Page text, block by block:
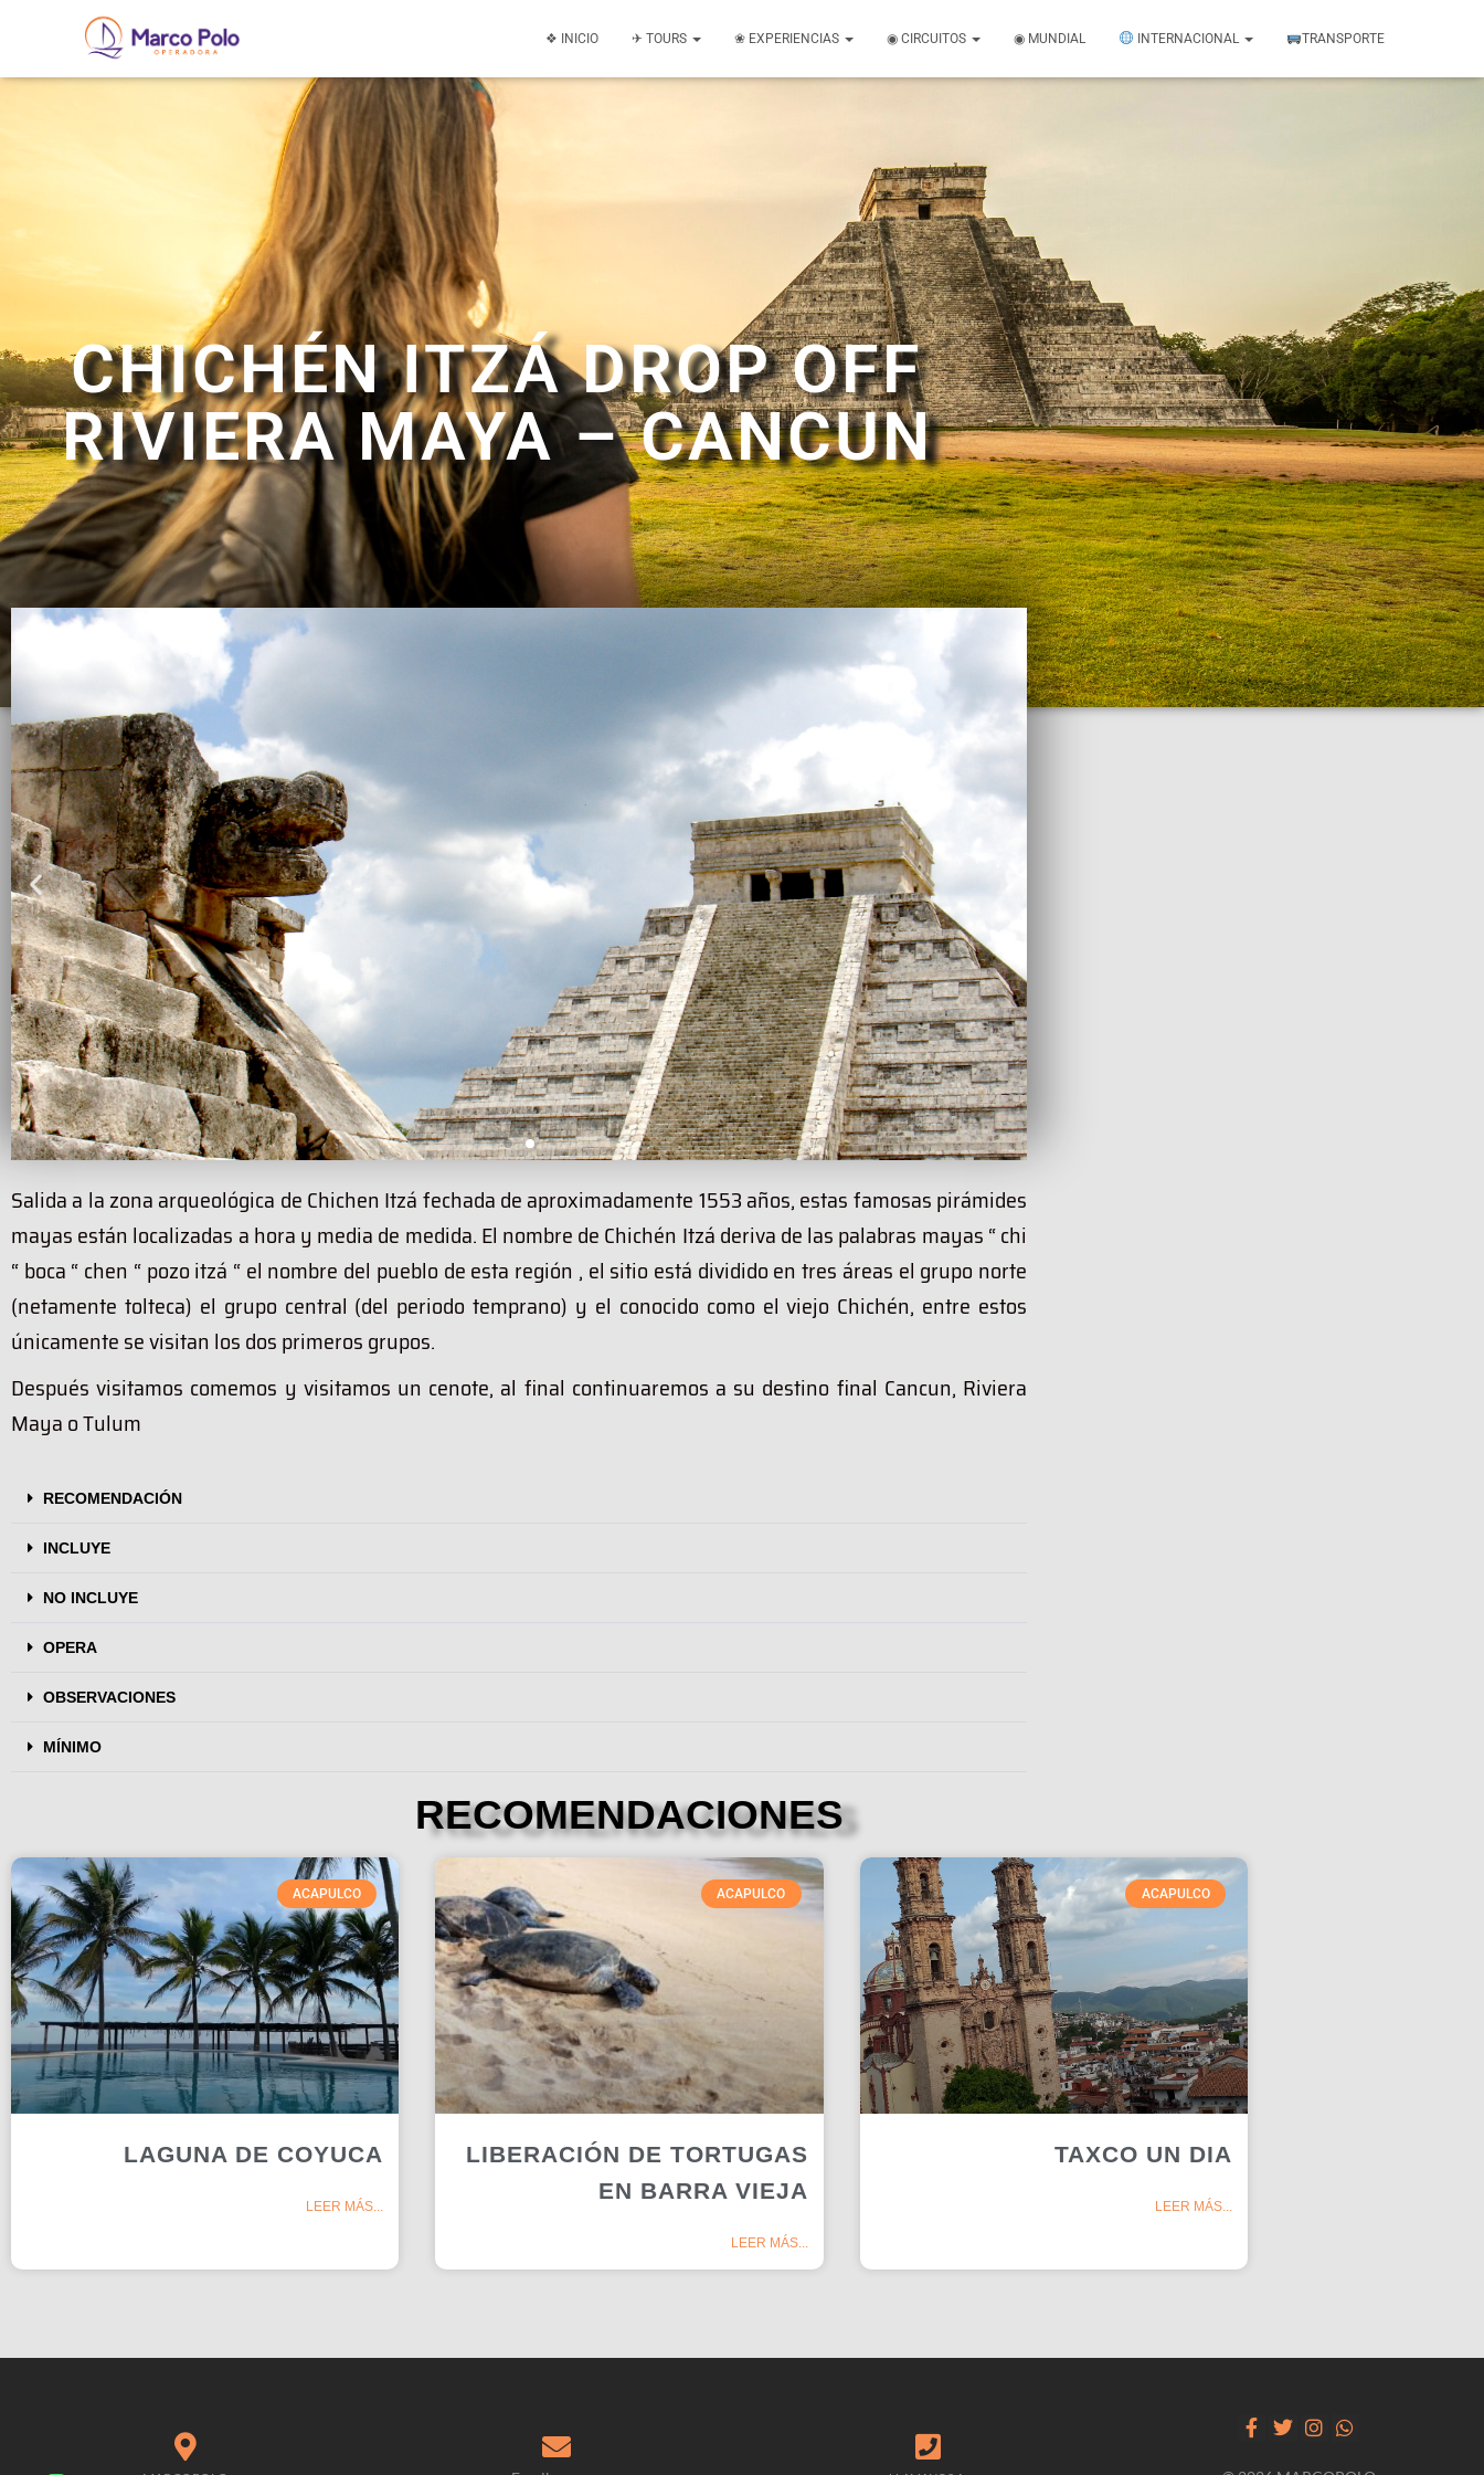
❖ INICIO ✈ TOURS ❀ EXPERIENCIAS ◉ CIRCUITOS ◉ MUNDIAL INTERNACIONAL TRANSPORTE
CHICHÉN ITZÁ DROP OFF
RIVIERA MAYA – CANCUN
Salida a la zona arqueológica de Chichen Itzá fechada de aproximadamente 1553 años, estas famosas pirámides
mayas están localizadas a hora y media de medida. El nombre de Chichén Itzá deriva de las palabras mayas “ chi
“ boca “ chen “ pozo itzá “ el nombre del pueblo de esta región , el sitio está dividido en tres áreas el grupo norte
(netamente tolteca) el grupo central (del periodo temprano) y el conocido como el viejo Chichén, entre estos
únicamente se visitan los dos primeros grupos.
Después visitamos comemos y visitamos un cenote, al final continuaremos a su destino final Cancun, Riviera
Maya o Tulum
RECOMENDACIÓN
INCLUYE
NO INCLUYE
OPERA
OBSERVACIONES
MÍNIMO
RECOMENDACIONES
ACAPULCO
LAGUNA DE COYUCA
LEER MÁS...
ACAPULCO
LIBERACIÓN DE TORTUGAS
EN BARRA VIEJA
LEER MÁS...
ACAPULCO
TAXCO UN DIA
LEER MÁS...